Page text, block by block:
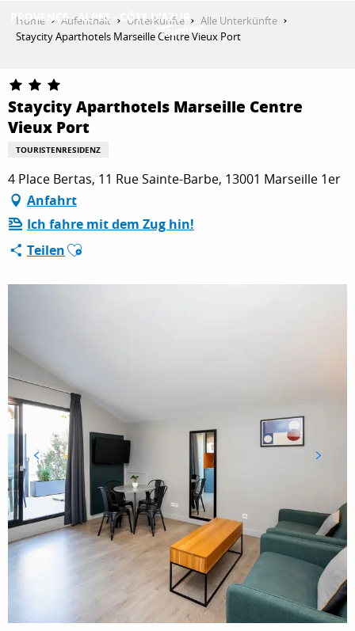
contenu
ENTDECKEN
AKTIVITÄTEN
AUFENTHALT
ESPACE PRO
Home Aufenthalt Unterkünfte
Alle Unterkünfte
Staycity Aparthotels Marseille Centre Vieux Port
Staycity Aparthotels Marseille Centre
Vieux Port
TOURISTENRESIDENZ
4 Place Bertas, 11 Rue Sainte-Barbe, 13001 Marseille 1er
Anfahrt
Ich fahre mit dem Zug hin!
TeilenAjouter aux favoris